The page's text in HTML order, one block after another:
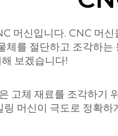
머신입니다. CNC 머
를 절단하고 조각하
보겠습니다!
고체 재료를 조각하기
머신이 극도로 정확하